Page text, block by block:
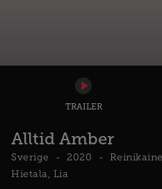
TRAILER
Alltid Amber
Sverige 2020
Hietala, Lia